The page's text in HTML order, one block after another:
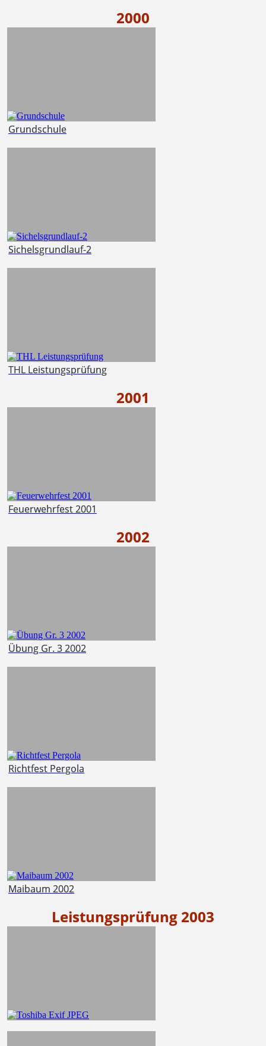
2000
Grundschule
Sichelsgrundlauf-2
THL Leistungsprüfung
2001
Feuerwehrfest 2001
2002
Übung Gr. 3 2002
Richtfest Pergola
Maibaum 2002
Leistungsprüfung 2003